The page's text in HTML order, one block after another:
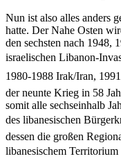
Nun ist also alles anders
hatte. Der Nahe Osten
den sechsten nach 1948,
israelischen Libanon-
1980-1988 Irak/Iran,
der neunte Krieg in 58
somit alle sechseinhalb
des libanesischen
dessen die großen
libanesischem Territorium